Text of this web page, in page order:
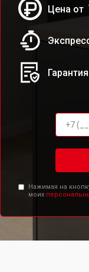
Цена от
Нажимая на
моих